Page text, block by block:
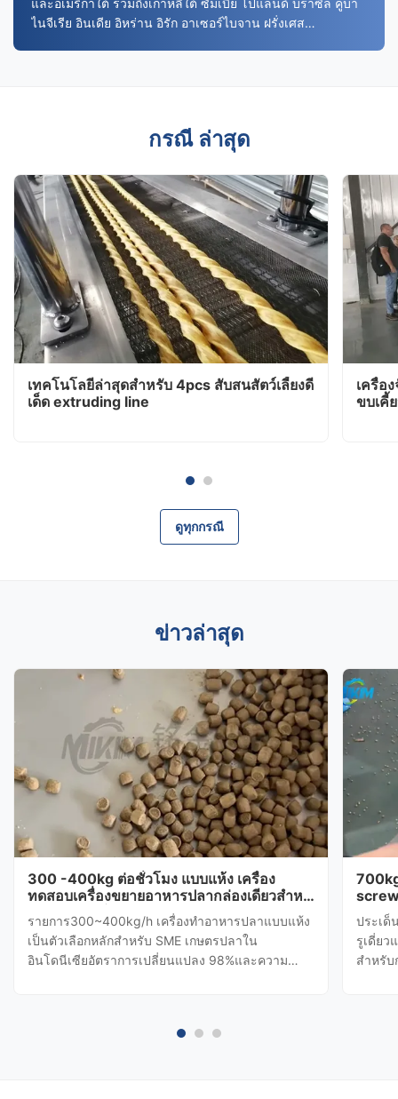
ไนจีเรีย อินเดีย อิหร่าน อิรัก อาเซอร์ไบจาน ฝรั่งเศส
กรณี ล่าสุด
เทคโนโลยีล่าสุดสําหรับ 4pcs สับสนสัตว์เลี้ยงดี
เด็ด extruding line
เครื่อ
ขบเคี้
ดูทุกกรณี
ข่าวล่าสุด
300 -400kg ต่อชั่วโมง แบบแห้ง เครื่อง
ทดสอบเครื่องขยายอาหารปลากล่องเดียวสําห
รับลูกค้าอินโดนีเซีย
รายการ300~400kg/h เครื่องทําอาหารปลาแบบแห้ง
เป็นตัวเลือกหลักสําหรับ SME เกษตรปลาใน
อินโดนีเซียอัตราการเปลี่ยนแปลง 98%และความ
การแก้ไขปัญหา และ ROI สําหรับผู้เลี้ยงติลล...
สอบ
ประเด็
รูเดี่ยว
สำหรับ